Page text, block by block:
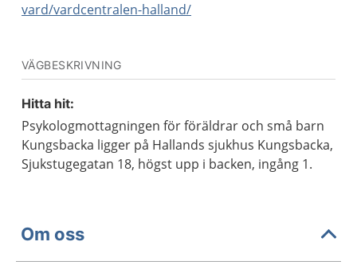
vard/vardcentralen-halland/
VÄGBESKRIVNING
Hitta hit:
Psykologmottagningen för föräldrar och små barn
Kungsbacka ligger på Hallands sjukhus Kungsbacka,
Sjukstugegatan 18, högst upp i backen, ingång 1.
Om oss